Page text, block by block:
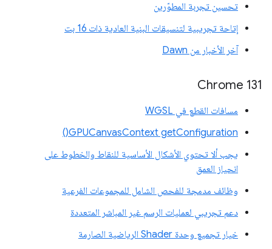
تحسين تجربة المطوّرين
إتاحة تجريبية لتنسيقات البنية العادية ذات 16 بت
آخر الأخبار من Dawn
Chrome 131
مسافات القطع في WGSL
GPUCanvasContext getConfiguration()
يجب ألا تحتوي الأشكال الأساسية للنقاط والخطوط على
انحياز العمق
وظائف مدمجة للفحص الشامل للمجموعات الفرعية
دعم تجريبي لعمليات الرسم غير المباشر المتعددة
خيار تجميع وحدة Shader الرياضية الصارمة